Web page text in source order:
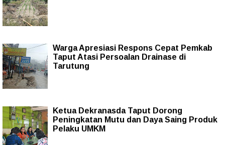
Warga Apresiasi Respons Cepat Pemkab
Taput Atasi Persoalan Drainase di
Tarutung
Ketua Dekranasda Taput Dorong
Peningkatan Mutu dan Daya Saing Produk
Pelaku UMKM